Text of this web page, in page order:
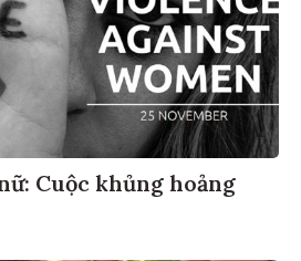
Cuộc khủng hoảng